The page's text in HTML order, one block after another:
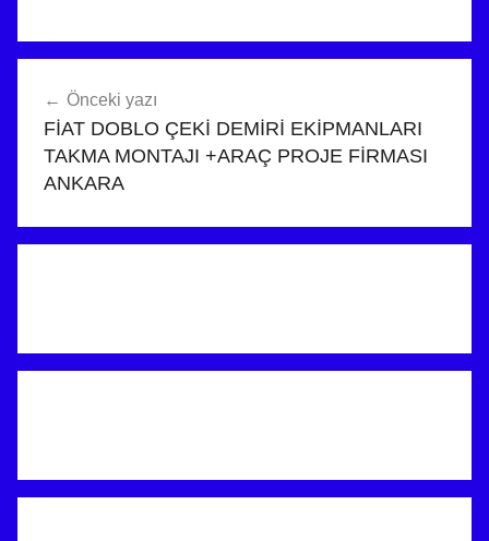
gezinmesi
Önceki yazı
FİAT DOBLO ÇEKİ DEMİRİ EKİPMANLARI
TAKMA MONTAJI +ARAÇ PROJE FİRMASI
ANKARA